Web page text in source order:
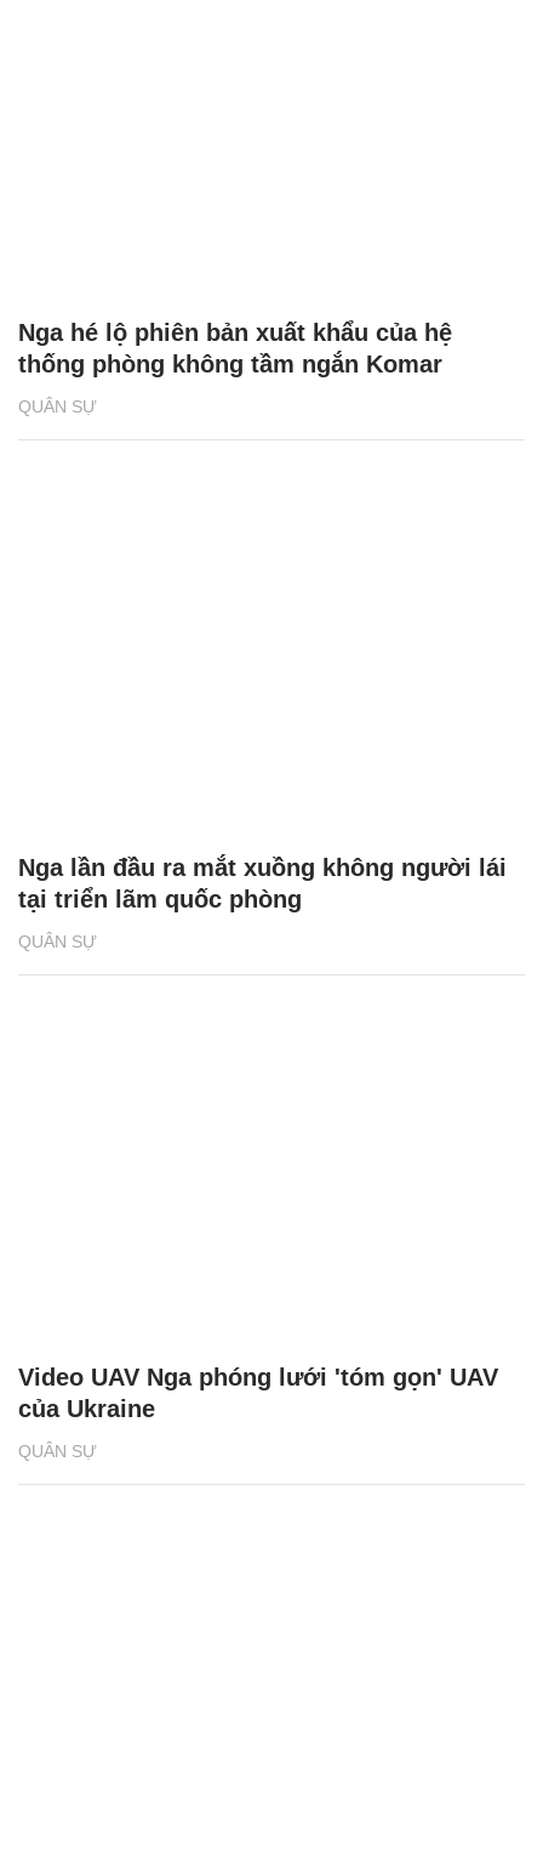
QUÂN SỰ
Nga hé lộ phiên bản xuất khẩu của hệ
thống phòng không tầm ngắn Komar
QUÂN SỰ
Nga lần đầu ra mắt xuồng không người lái
tại triển lãm quốc phòng
QUÂN SỰ
Video UAV Nga phóng lưới 'tóm gọn' UAV
của Ukraine